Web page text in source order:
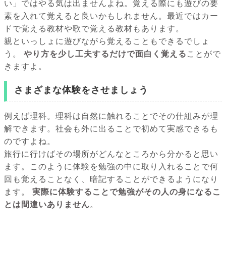
い」ではやる気は出ませんよね。覚える際にも遊びの要
素を入れて覚えると良いかもしれません。最近ではカー
ドで覚える教材や歌で覚える教材もあります。
親といっしょに遊びながら覚えることもできるでしょ
う。
やり方を少し工夫するだけで面白く覚える ことがで
きますよ。
さまざまな体験をさせましょう
例えば理科。理科は自然に触れることでその仕組みが理
解できます。社会も外に出ることで初めて実感できるも
のですよね。
旅行に行けばその場所がどんなところから分かると思い
ます。このように体験を勉強の中に取り入れることで何
回も覚えることなく、暗記することができるようになり
ます。
実際に体験することで勉強がその人の身になるこ
とは間違いありません。